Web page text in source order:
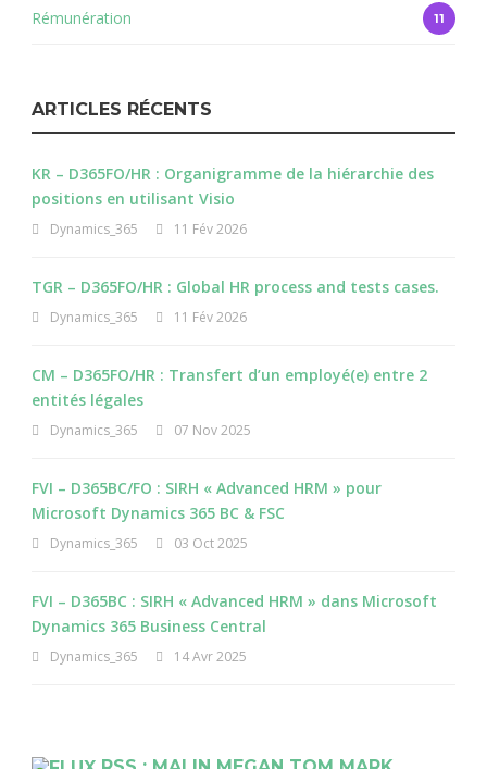
Rémunération 11
ARTICLES RÉCENTS
KR – D365FO/HR : Organigramme de la hiérarchie des
positions en utilisant Visio
Dynamics_365 11 Fév 2026
TGR – D365FO/HR : Global HR process and tests cases.
Dynamics_365 11 Fév 2026
CM – D365FO/HR : Transfert d’un employé(e) entre 2
entités légales
Dynamics_365 07 Nov 2025
FVI – D365BC/FO : SIRH « Advanced HRM » pour
Microsoft Dynamics 365 BC & FSC
Dynamics_365 03 Oct 2025
FVI – D365BC : SIRH « Advanced HRM » dans Microsoft
Dynamics 365 Business Central
Dynamics_365 14 Avr 2025